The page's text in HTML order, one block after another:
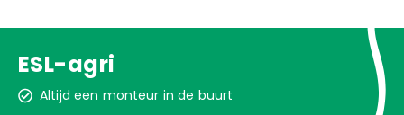
ESL-agri
Altijd een monteur in de buurt